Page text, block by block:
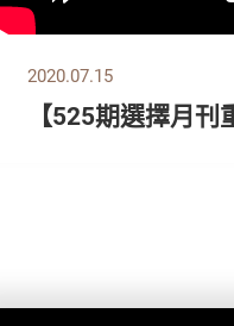
2020.07.15
【525期選擇月